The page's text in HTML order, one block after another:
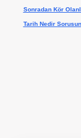
Sonradan Kör
Tarih Nedir